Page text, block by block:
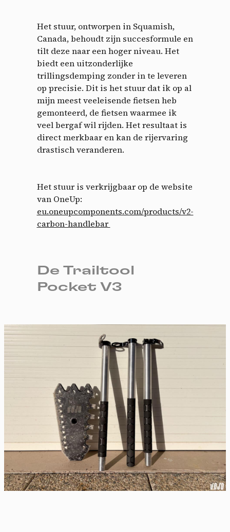
Het stuur, ontworpen in Squamish,
Canada, behoudt zijn succesformule en
tilt deze naar een hoger niveau. Het
biedt een uitzonderlijke
trillingsdemping zonder in te leveren
op precisie. Dit is het stuur dat ik op al
mijn meest veeleisende fietsen heb
gemonteerd, de fietsen waarmee ik
veel bergaf wil rijden. Het resultaat is
direct merkbaar en kan de rijervaring
drastisch veranderen.
Het stuur is verkrijgbaar op de website
van OneUp:
eu.oneupcomponents.com/products/v2-
carbon-handlebar
De Trailtool
Pocket V3